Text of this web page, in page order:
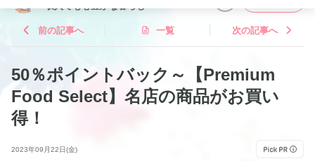
収入でも心豊かな暮らし
前の記事へ 一覧 次の記事へ
50％ポイントバック～【Premium
Food Select】名店の商品がお買い
得！
2023年09月22日(金)